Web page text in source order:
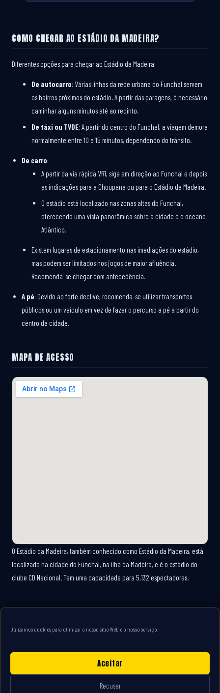
Utilizamos cookies para otimizar o nosso sítio Web e o nosso serviço.
Aceitar
Recusar
COMO CHEGAR AO ESTÁDIO DA MADEIRA?
Diferentes opções para chegar ao Estádio da Madeira:
De autocarro: Várias linhas da rede urbana do Funchal servem
os bairros próximos do estádio. A partir das paragens, é necessário
caminhar alguns minutos até ao recinto.
De táxi ou TVDE: A partir do centro do Funchal, a viagem demora
normalmente entre 10 e 15 minutos, dependendo do trânsito.
De carro:
A partir da via rápida VR1, siga em direção ao Funchal e depois
as indicações para a Choupana ou para o Estádio da Madeira.
O estádio está localizado nas zonas altas do Funchal,
oferecendo uma vista panorâmica sobre a cidade e o oceano
Atlântico.
Existem lugares de estacionamento nas imediações do estádio,
mas podem ser limitados nos jogos de maior afluência.
Recomenda-se chegar com antecedência.
A pé: Devido ao forte declive, recomenda-se utilizar transportes
públicos ou um veículo em vez de fazer o percurso a pé a partir do
centro da cidade.
MAPA DE ACESSO
O Estádio da Madeira, também conhecido como Estádio da Madeira, está
localizado na cidade do Funchal, na ilha da Madeira, e é o estádio do
clube CD Nacional. Tem uma capacidade para 5.132 espectadores.
Politique cookies